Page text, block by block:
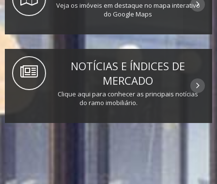
Veja os imóveis em destaque no mapa interativo
do Google Maps
NOTÍCIAS E ÍNDICES DE
MERCADO
Clique aqui para conhecer as principais notícias
do ramo imobiliário.